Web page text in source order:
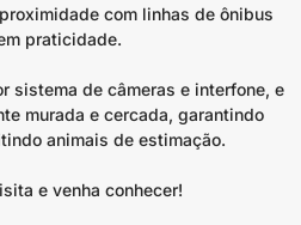
com linhas de ônibus
praticidade.
sistema de câmeras e interfone, e
murada e cercada, garantindo
animais de estimação.
e venha conhecer!